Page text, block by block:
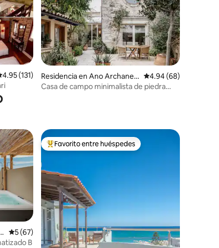
promedio: 4.95 de 5; 131 evaluaciones
4.95 (131)
Residencia en Ano Archanes,
Heraklion, Crete
Calificación
4.94 (68)
Casa de campo minimalista de piedra
Calificación promedio: 5 de 5; 67 evaluaciones
5 (67)
Wide Sea Suites con jacuzzi climatizado B
De los mejores en Favorito entre huéspedes
Favorito entre huéspedes